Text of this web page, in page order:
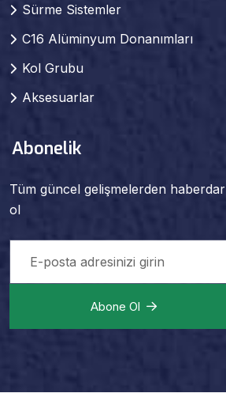
Sürme Sistemler
C16 Alüminyum Donanımları
Kol Grubu
Aksesuarlar
Abonelik
Tüm güncel gelişmelerden haberdar
ol
Abone Ol